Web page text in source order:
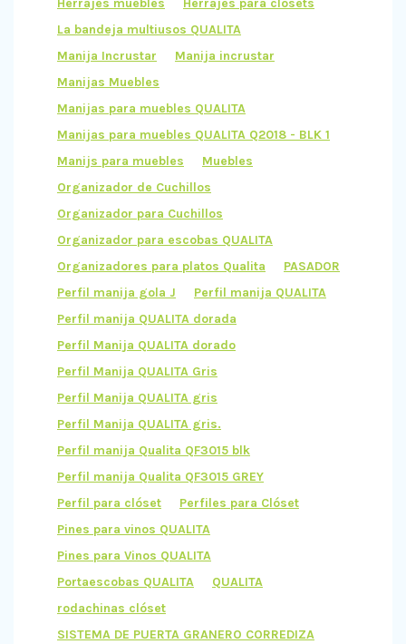
Herrajes muebles
Herrajes para closets
La bandeja multiusos QUALITA
Manija Incrustar
Manija incrustar
Manijas Muebles
Manijas para muebles QUALITA
Manijas para muebles QUALITA Q2018 - BLK 1
Manijs para muebles
Muebles
Organizador de Cuchillos
Organizador para Cuchillos
Organizador para escobas QUALITA
Organizadores para platos Qualita
PASADOR
Perfil manija gola J
Perfil manija QUALITA
Perfil manija QUALITA dorada
Perfil Manija QUALITA dorado
Perfil Manija QUALITA Gris
Perfil Manija QUALITA gris
Perfil Manija QUALITA gris.
Perfil manija Qualita QF3015 blk
Perfil manija Qualita QF3015 GREY
Perfil para clóset
Perfiles para Clóset
Pines para vinos QUALITA
Pines para Vinos QUALITA
Portaescobas QUALITA
QUALITA
rodachinas clóset
SISTEMA DE PUERTA GRANERO CORREDIZA